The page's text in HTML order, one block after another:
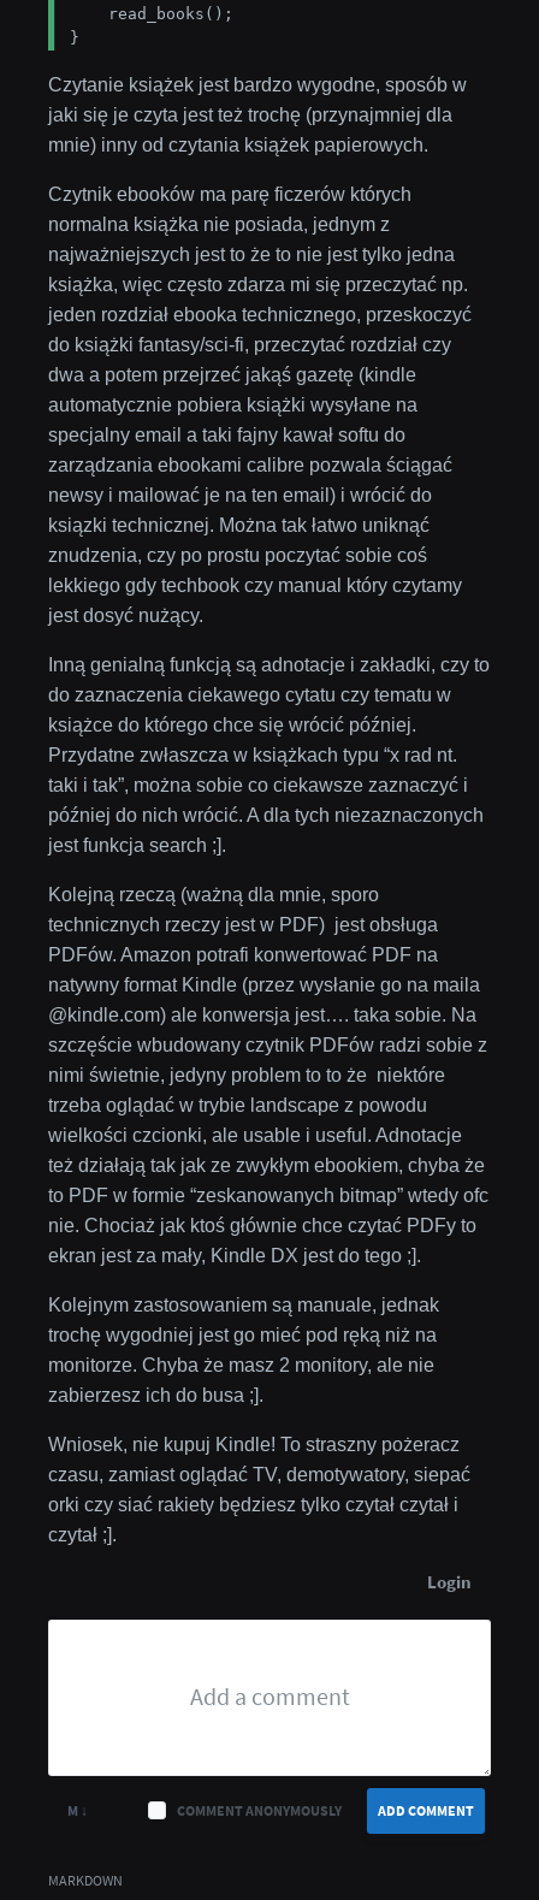
    read_books();
}
Czytanie książek jest bardzo wygodne, sposób w
jaki się je czyta jest też trochę (przynajmniej dla
mnie) inny od czytania książek papierowych.
Czytnik ebooków ma parę ficzerów których
normalna książka nie posiada, jednym z
najważniejszych jest to że to nie jest tylko jedna
książka, więc często zdarza mi się przeczytać np.
jeden rozdział ebooka technicznego, przeskoczyć
do książki fantasy/sci-fi, przeczytać rozdział czy
dwa a potem przejrzeć jakąś gazetę (kindle
automatycznie pobiera książki wysyłane na
specjalny email a taki fajny kawał softu do
zarządzania ebookami calibre pozwala ściągać
newsy i mailować je na ten email) i wrócić do
ksiązki technicznej. Można tak łatwo uniknąć
znudzenia, czy po prostu poczytać sobie coś
lekkiego gdy techbook czy manual który czytamy
jest dosyć nużący.
Inną genialną funkcją są adnotacje i zakładki, czy to
do zaznaczenia ciekawego cytatu czy tematu w
książce do którego chce się wrócić później.
Przydatne zwłaszcza w książkach typu “x rad nt.
taki i tak”, można sobie co ciekawsze zaznaczyć i
później do nich wrócić. A dla tych niezaznaczonych
jest funkcja search ;].
Kolejną rzeczą (ważną dla mnie, sporo
technicznych rzeczy jest w PDF) jest obsługa
PDFów. Amazon potrafi konwertować PDF na
natywny format Kindle (przez wysłanie go na maila
@kindle.com) ale konwersja jest…. taka sobie. Na
szczęście wbudowany czytnik PDFów radzi sobie z
nimi świetnie, jedyny problem to to że niektóre
trzeba oglądać w trybie landscape z powodu
wielkości czcionki, ale usable i useful. Adnotacje
też działają tak jak ze zwykłym ebookiem, chyba że
to PDF w formie “zeskanowanych bitmap” wtedy ofc
nie. Chociaż jak ktoś głównie chce czytać PDFy to
ekran jest za mały, Kindle DX jest do tego ;].
Kolejnym zastosowaniem są manuale, jednak
trochę wygodniej jest go mieć pod ręką niż na
monitorze. Chyba że masz 2 monitory, ale nie
zabierzesz ich do busa ;].
Wniosek, nie kupuj Kindle! To straszny pożeracz
czasu, zamiast oglądać TV, demotywatory, siepać
orki czy siać rakiety będziesz tylko czytał czytał i
czytał ;].
Login
ADD COMMENT
COMMENT ANONYMOUSLY
M ↓
MARKDOWN